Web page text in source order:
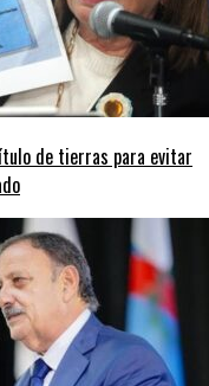
de tierras para evitar